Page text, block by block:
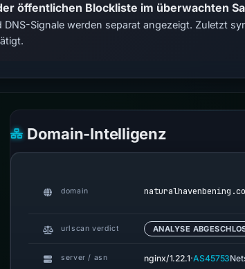
öffentlichen Blockliste im überwachten
Signale werden separat angezeigt. Zuletzt
Domain-Intelligenz
domain
urlscan verdict ANALYSE
server / asn nginx/1.22.1·AS45753